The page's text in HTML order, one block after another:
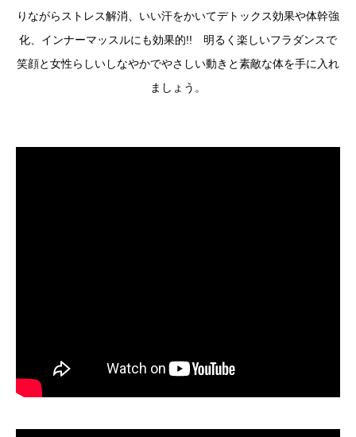
りながらストレス解消、いい汗をかいてデトックス効果や体幹強
化、インナーマッスルにも効果的!! 明るく楽しいフラダンスで
笑顔と女性らしいしなやかでやさしい動きと素敵な体を手に入れ
ましょう。